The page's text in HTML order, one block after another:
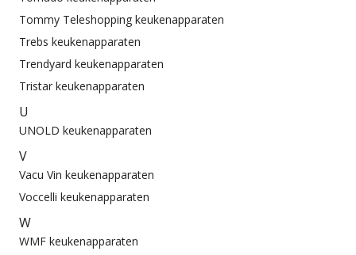
Tommy Teleshopping keukenapparaten
Trebs keukenapparaten
Trendyard keukenapparaten
Tristar keukenapparaten
U
UNOLD keukenapparaten
V
Vacu Vin keukenapparaten
Voccelli keukenapparaten
W
WMF keukenapparaten